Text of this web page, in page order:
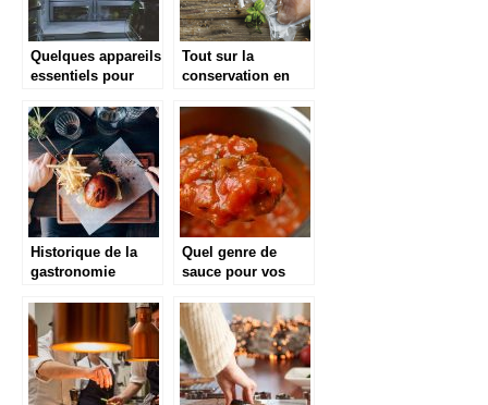
Quelques appareils
essentiels pour
d’un restaurant
Tout sur la
conservation en
Historique de la
gastronomie
Quel genre de
sauce pour vos
quelques conseils